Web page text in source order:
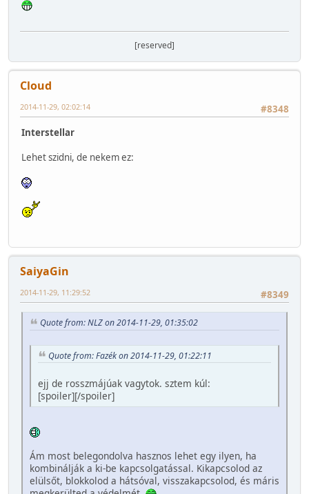
[reserved]
Cloud
#8348
2014-11-29, 02:02:14
Interstellar
Lehet szidni, de nekem ez:
SaiyaGin
#8349
2014-11-29, 11:29:52
Quote from: NLZ on 2014-11-29, 01:35:02
Quote from: Fazék on 2014-11-29, 01:22:11
ejj de rosszmájúak vagytok. sztem kúl:
[spoiler][/spoiler]
Ám most belegondolva hasznos lehet egy ilyen, ha
kombinálják a ki-be kapcsolgatással. Kikapcsolod az
elülsőt, blokkolod a hátsóval, visszakapcsolod, és máris